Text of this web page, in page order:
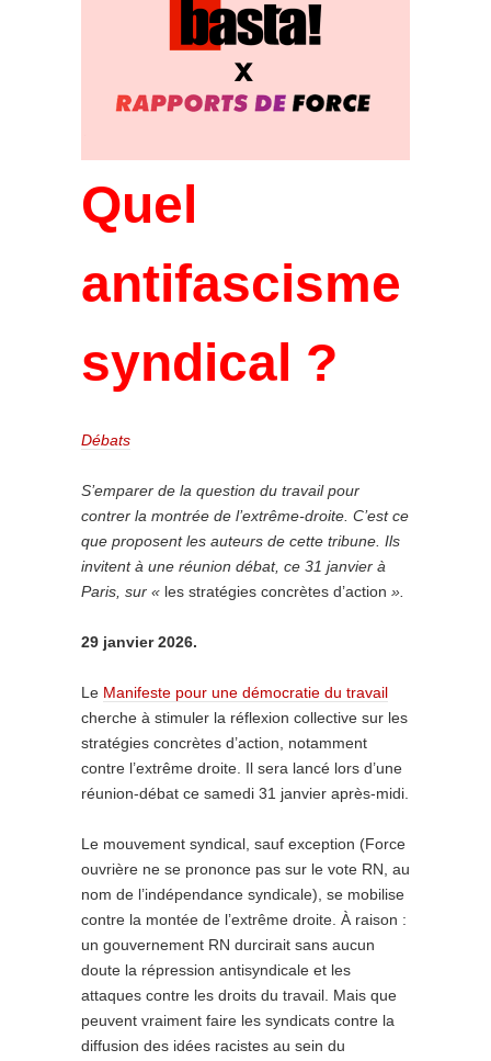
Quel
antifascisme
syndical ?
Débats
S’emparer de la question du travail pour
contrer la montrée de l’extrême-droite. C’est ce
que proposent les auteurs de cette tribune. Ils
invitent à une réunion débat, ce 31 janvier à
Paris, sur « les stratégies concrètes d’action ».
29 janvier 2026.
Le Manifeste pour une démocratie du travail
cherche à stimuler la réflexion collective sur les
stratégies concrètes d’action, notamment
contre l’extrême droite. Il sera lancé lors d’une
réunion-débat ce samedi 31 janvier après-midi.
Le mouvement syndical, sauf exception (Force
ouvrière ne se prononce pas sur le vote RN, au
nom de l’indépendance syndicale), se mobilise
contre la montée de l’extrême droite. À raison :
un gouvernement RN durcirait sans aucun
doute la répression antisyndicale et les
attaques contre les droits du travail. Mais que
peuvent vraiment faire les syndicats contre la
diffusion des idées racistes au sein du